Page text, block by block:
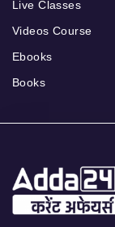
Live Classes
Videos Course
Ebooks
Books